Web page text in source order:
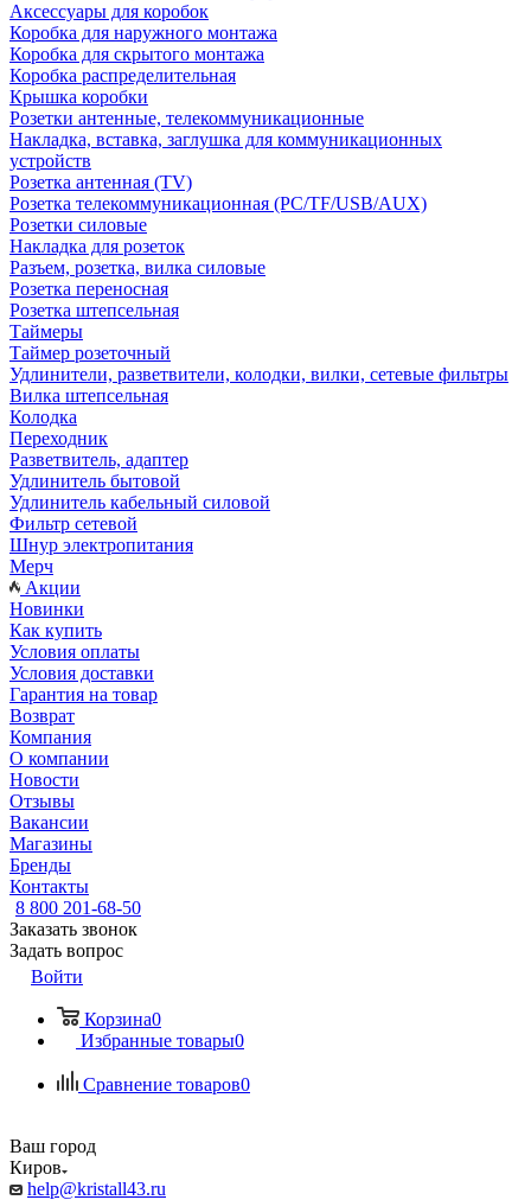
Аксессуары для коробок
Коробка для наружного монтажа
Коробка для скрытого монтажа
Коробка распределительная
Крышка коробки
Розетки антенные, телекоммуникационные
Накладка, вставка, заглушка для коммуникационных
устройств
Розетка антенная (TV)
Розетка телекоммуникационная (PC/TF/USB/AUX)
Розетки силовые
Накладка для розеток
Разъем, розетка, вилка силовые
Розетка переносная
Розетка штепсельная
Таймеры
Таймер розеточный
Удлинители, разветвители, колодки, вилки, сетевые фильтры
Вилка штепсельная
Колодка
Переходник
Разветвитель, адаптер
Удлинитель бытовой
Удлинитель кабельный силовой
Фильтр сетевой
Шнур электропитания
Мерч
Акции
Новинки
Как купить
Условия оплаты
Условия доставки
Гарантия на товар
Возврат
Компания
О компании
Новости
Отзывы
Вакансии
Магазины
Бренды
Контакты
8 800 201-68-50
Заказать звонок
Задать вопрос
Войти
Корзина0
Избранные товары0
Сравнение товаров0
Ваш город
Киров
help@kristall43.ru